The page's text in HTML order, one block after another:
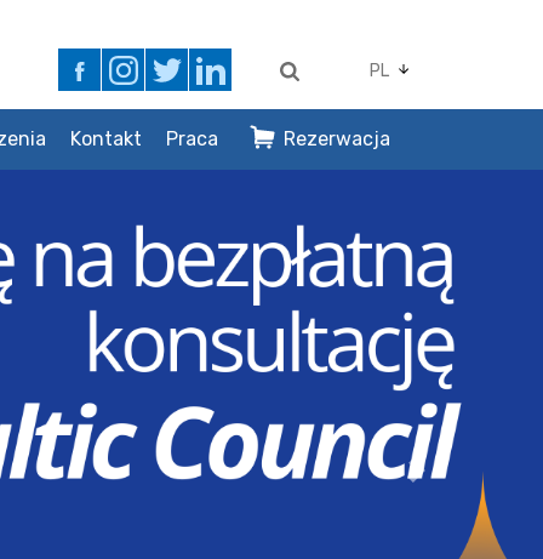
PL
Kontakt Praca Rezerwacja
Next